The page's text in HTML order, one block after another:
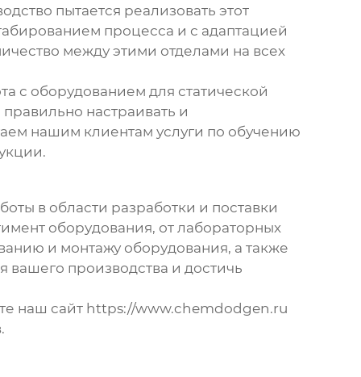
пытается реализовать этот
процесса и с адаптацией
между этими отделами на всех
с оборудованием для статической
настраивать и
нашим клиентам услуги по обучению
в области разработки и поставки
оборудования, от лабораторных
и монтажу оборудования, а также
производства и достичь
наш сайт https://www.chemdodgen.ru